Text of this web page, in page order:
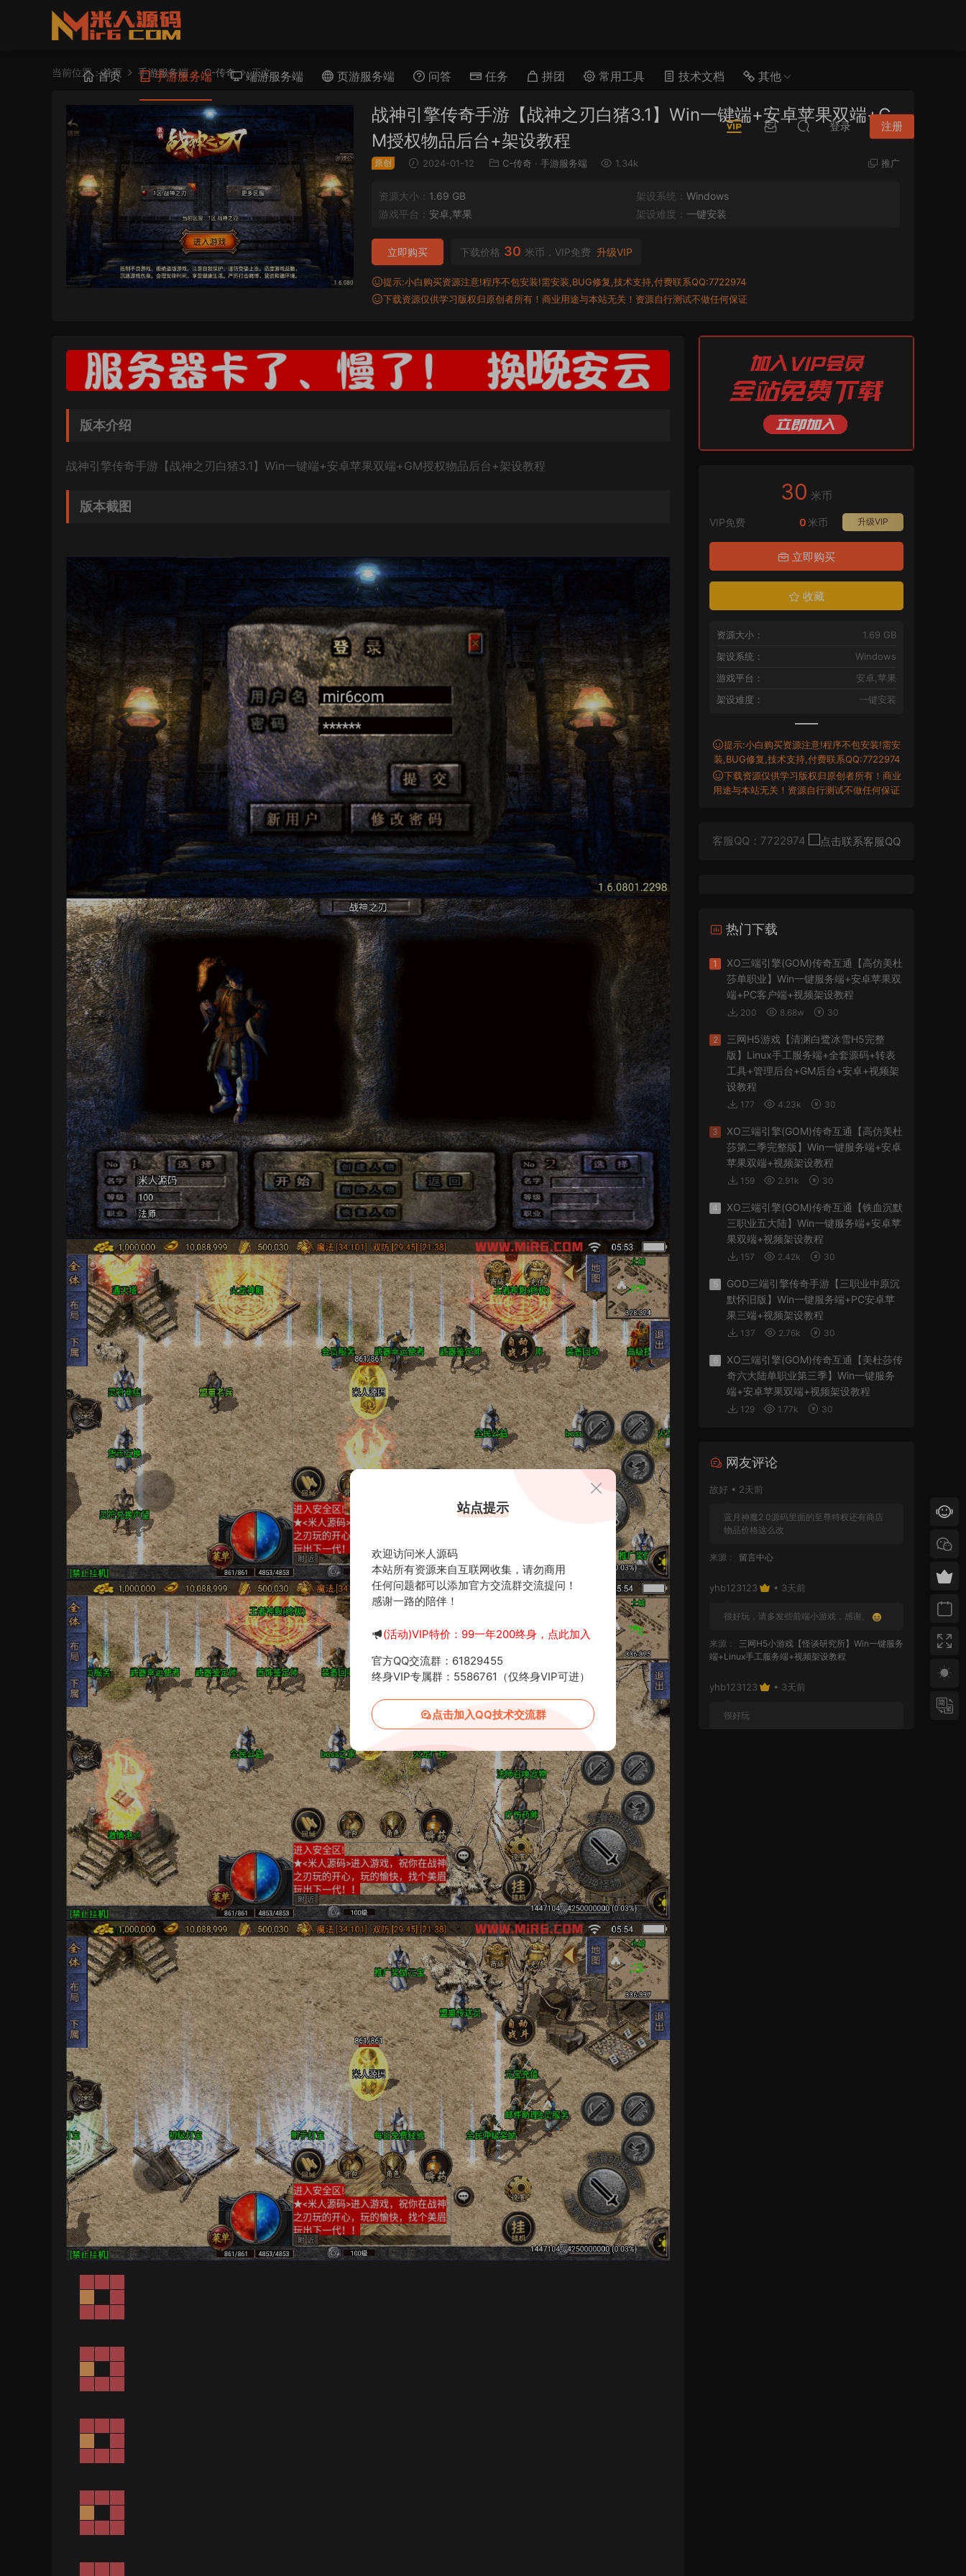
首页 手游服务端 端游服务端 页游服务端 问答 任务 拼团 常用工具 技术文档 其他
登录 注册
当前位置：首页 手游服务端 C-传奇 正文
战神引擎传奇手游【战神之刃白猪3.1】Win一键端+安卓苹果双端+G
M授权物品后台+架设教程
原创 2024-01-12 C-传奇 · 手游服务端 1.34k 推广
资源大小： 1.69 GB 架设系统： Windows
游戏平台： 安卓,苹果 架设难度： 一键安装
下载价格 30 米币，VIP免费 升级VIP
立即购买
提示:小白购买资源注意!程序不包安装!需安装,BUG修复,技术支持,付费联系QQ:7722974
下载资源仅供学习版权归原创者所有！商业用途与本站无关！资源自行测试不做任何保证
版本介绍
战神引擎传奇手游【战神之刃白猪3.1】Win一键端+安卓苹果双端+GM授权物品后台+架设教程
版本截图
30 米币
VIP免费 升级VIP
0 米币
立即购买
收藏
资源大小：
1.69 GB
架设系统：
Windows
游戏平台：
安卓,苹果
架设难度：
一键安装
提示:小白购买资源注意!程序不包安装!需安
装,BUG修复,技术支持,付费联系QQ:7722974
下载资源仅供学习版权归原创者所有！商业
用途与本站无关！资源自行测试不做任何保证
客服QQ：7722974
热门下载
1
XO三端引擎(GOM)传奇互通【高仿美杜
莎单职业】Win一键服务端+安卓苹果双
端+PC客户端+视频架设教程
200 8.68w 30
2
三网H5游戏【清渊白鹭冰雪H5完整
版】Linux手工服务端+全套源码+转表
工具+管理后台+GM后台+安卓+视频架
设教程
177 4.23k 30
3
XO三端引擎(GOM)传奇互通【高仿美杜
莎第二季完整版】Win一键服务端+安卓
苹果双端+视频架设教程
159 2.91k 30
4
XO三端引擎(GOM)传奇互通【铁血沉默
三职业五大陆】Win一键服务端+安卓苹
果双端+视频架设教程
157 2.42k 30
5
GOD三端引擎传奇手游【三职业中原沉
默怀旧版】Win一键服务端+PC安卓苹
果三端+视频架设教程
137 2.76k 30
6
XO三端引擎(GOM)传奇互通【美杜莎传
奇六大陆单职业第三季】Win一键服务
端+安卓苹果双端+视频架设教程
129 1.77k 30
网友评论
故好 • 2天前
蓝月神魔2.0源码里面的至尊特权还有商店
物品价格这么改
来源： 留言中心
yhb123123 • 3天前
很好玩，请多发些前端小游戏，感谢。
来源：
三网H5小游戏【怪谈研究所】Win一键服务
端+Linux手工服务端+视频架设教程
yhb123123 • 3天前
很好玩
站点提示
欢迎访问米人源码
本站所有资源来自互联网收集，请勿商用
任何问题都可以添加官方交流群交流提问！
感谢一路的陪伴！
(活动)VIP特价：99一年200终身，点此加入
官方QQ交流群：61829455
终身VIP专属群：5586761（仅终身VIP可进）
点击加入QQ技术交流群